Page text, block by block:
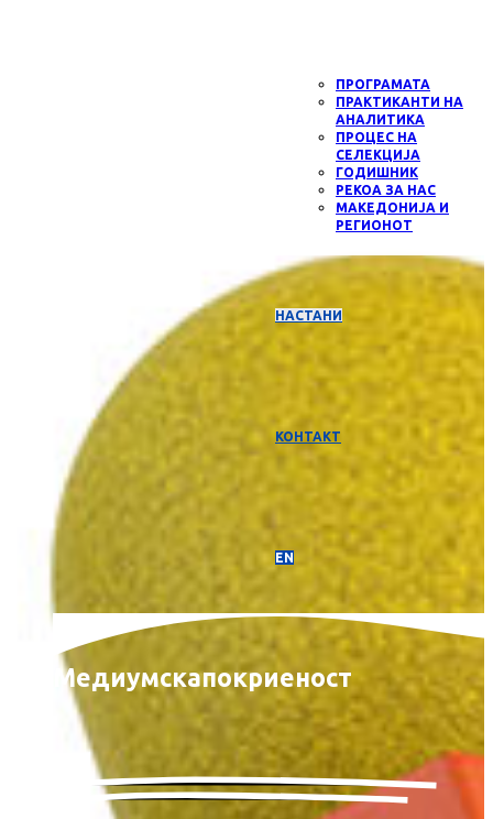
ПРОГРАМАТА
ПРАКТИКАНТИ НА
АНАЛИТИКА
ПРОЦЕС НА
СЕЛЕКЦИЈА
ГОДИШНИК
РЕКОА ЗА НАС
МАКЕДОНИЈА И
РЕГИОНОТ
НАСТАНИ
КОНТАКТ
EN
Медиумскапокриеност